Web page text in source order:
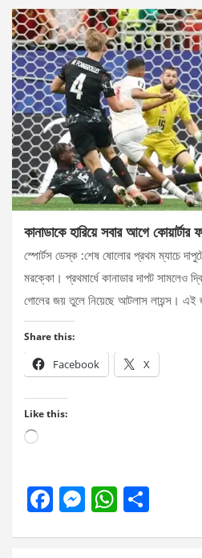
কানাডাকে হারিয়ে সবার আগে
স্পোর্টস ডেস্ক :শেষ ষোলোর প্রথম ম্যাচে
মরক্কো। প্রথমার্ধে কানাডার দাপট সামলেও
গোলের জয় তুলে নিয়েছে আটলাস লায়ন্স। এই
Share this:
Facebook X
Like this:
Loading…
F
M W